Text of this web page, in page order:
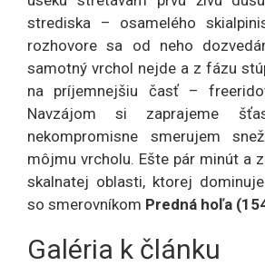
strediska – osamelého
rozhovore sa od neho
samotný vrchol nejde a z fázu
na príjemnejšiu časť –
Navzájom si zaprajeme
nekompromisne smerujem
môjmu vrcholu. Ešte pár minút a
skalnatej oblasti, ktorej
so smerovníkom Predná hoľa
Galéria k článku